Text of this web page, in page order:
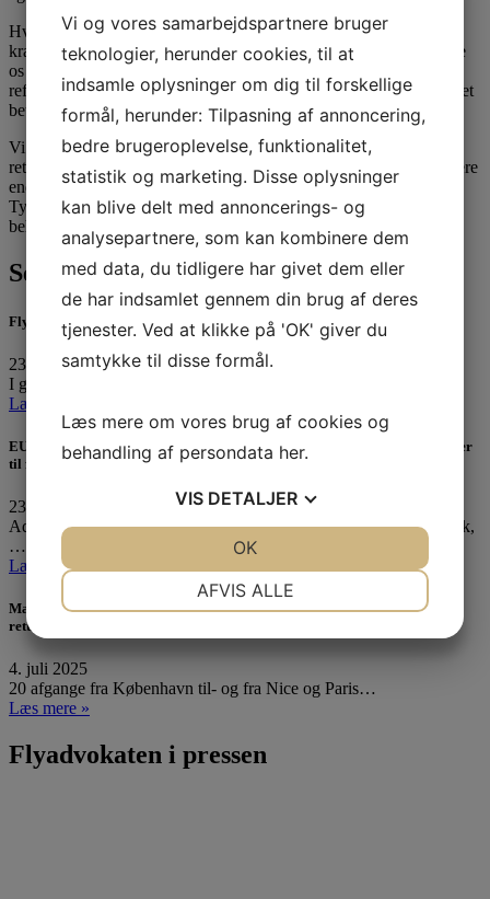
Hvis du vil slippe for besværet – eller hvis flyselskabet afviser dit
krav – kan du også oprette din sag hos Flyadvokaten. Det vil være
os en stor glæde at hjælpe dig med dit kompensations- eller
refusionskrav. Og husk, at vi tilbyder NO CURE, NO PAY, hvilket
betyder, at du kun skal betale os honorar, hvis flyselskabet betaler.
Vi er Danmarks eneste advokatfirma med speciale i flypassagerers
rettigheder. Vores advokat, Eva Persson, har gennem 12 år ført mere
end 45.000 retssager for flypassagerer i Danmark, Sverige og
Tyskland. Det er garantien for en kompetent, effektiv og sikker
behandling af din sag.
Seneste 3 indlæg
Flykompensation ved forsinkelse pga. droner over lufthavnen?
23. september 2025
I går var Københavns lufthavn Kastrup lukket ned i fire…
Læs mere »
EU leger omvendt Robin Hood: Tager milliarder fra passagererne og giver
til flyselskaberne
23. september 2025
Advokat Eva Persson og Karin Breck, chef for international politik,
…
Læs mere »
Masser af flyafgange til Nice og Paris aflyst i dag – Hvad er dine
rettigheder?
4. juli 2025
20 afgange fra København til- og fra Nice og Paris…
Læs mere »
Flyadvokaten i pressen
Vi og vores samarbejdspartnere bruger
teknologier, herunder cookies, til at
indsamle oplysninger om dig til forskellige
formål, herunder: Tilpasning af annoncering,
bedre brugeroplevelse, funktionalitet,
statistik og marketing. Disse oplysninger
kan blive delt med annoncerings- og
analysepartnere, som kan kombinere dem
med data, du tidligere har givet dem eller
de har indsamlet gennem din brug af deres
tjenester. Ved at klikke på 'OK' giver du
samtykke til disse formål.
Læs mere om vores brug af cookies og
behandling af persondata her.
VIS DETALJER
AFVIS ALLE
OK